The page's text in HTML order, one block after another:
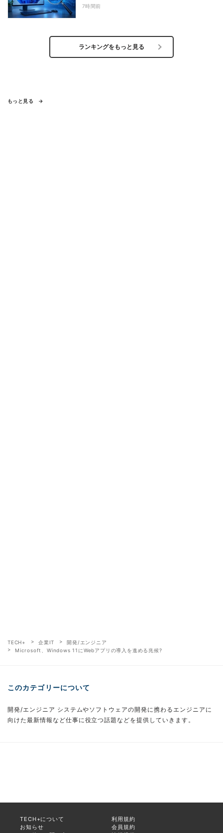
7時間前
ランキングをもっと見る
もっと見る
TECH+ 企業IT
開発/エンジニア
Microsoft、Windows 11にWebアプリの導入を進める兆候?
このカテゴリーについて
開発/エンジニア システムやソフトウェアの開発に携わるエンジニアに
向けた最新情報など仕事に役立つ話題などを提供していきます。
TECH+について
利用規約
お知らせ
会員規約